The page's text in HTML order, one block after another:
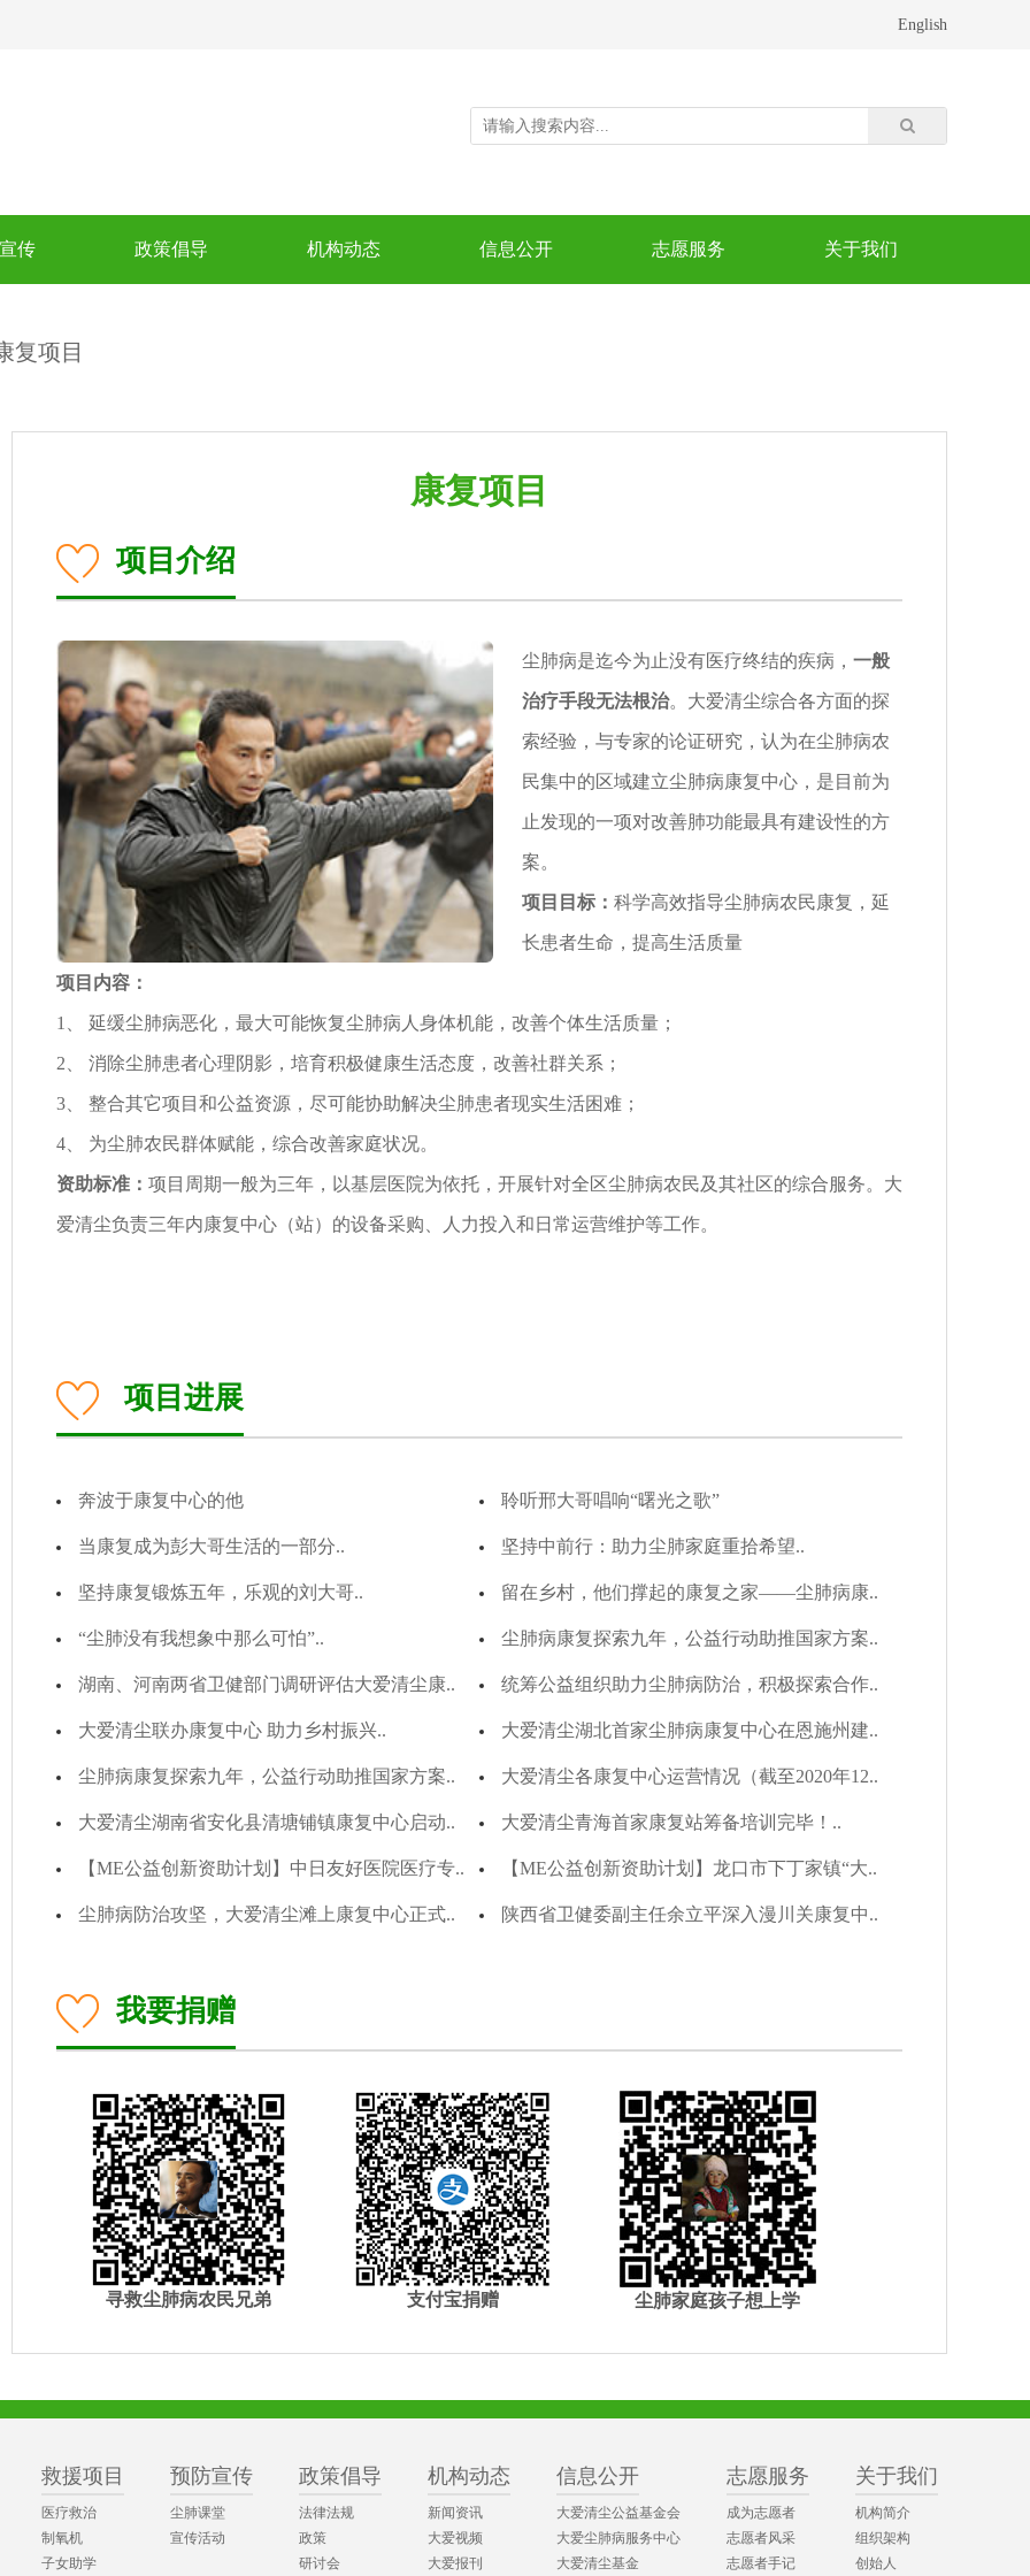
English
传 政策倡导 机构动态 信息公开 志愿服务 关于我们
复项目
康复项目
项目介绍
尘肺病是迄今为止没有医疗终结的疾病， 一般
治疗手段无法根治。大爱清尘综合各方面的探
索经验，与专家的论证研究，认为在尘肺病农
民集中的区域建立尘肺病康复中心，是目前为
止发现的一项对改善肺功能最具有建设性的方
案。
项目目标： 科学高效指导尘肺病农民康复，延
长患者生命，提高生活质量
项目内容：
1 延缓尘肺病恶化，最大可能恢复尘肺病人身体机能，改善个体生活质量；
2 消除尘肺患者心理阴影，培育积极健康生活态度，改善社群关系；
3 整合其它项目和公益资源，尽可能协助解决尘肺患者现实生活困难；
4 为尘肺农民群体赋能，综合改善家庭状况。
资助标准： 项目周期一般为三年，以基层医院为依托，开展针对全区尘肺病农民及其社区的综合服务。大
爱清尘负责三年内康复中心（站）的设备采购、人力投入和日常运营维护等工作。
项目进展
奔波于康复中心的他 聆听邢大哥唱响“曙光之歌”
当康复成为彭大哥生活的一部分.. 坚持中前行：助力尘肺家庭重拾希望..
坚持康复锻炼五年，乐观的刘大哥.. 留在乡村，他们撑起的康复之家——尘肺病康..
“尘肺没有我想象中那么可怕”.. 尘肺病康复探索九年，公益行动助推国家方案..
湖南、河南两省卫健部门调研评估大爱清尘康.. 统筹公益组织助力尘肺病防治，积极探索合作..
大爱清尘联办康复中心 助力乡村振兴.. 大爱清尘湖北首家尘肺病康复中心在恩施州建..
尘肺病康复探索九年，公益行动助推国家方案.. 大爱清尘各康复中心运营情况（截至2020年12..
大爱清尘湖南省安化县清塘铺镇康复中心启动.. 大爱清尘青海首家康复站筹备培训完毕！..
【ME公益创新资助计划】中日友好医院医疗专.. 【ME公益创新资助计划】龙口市下丁家镇“大..
尘肺病防治攻坚，大爱清尘滩上康复中心正式.. 陕西省卫健委副主任余立平深入漫川关康复中..
我要捐赠
寻救尘肺病农民兄弟 支付宝捐赠 尘肺家庭孩子想上学
救援项目
医疗救治
制氧机
子女助学
预防宣传
尘肺课堂
宣传活动
政策倡导
法律法规
政策
研讨会
机构动态
新闻资讯
大爱视频
大爱报刊
信息公开
大爱清尘公益基金会
大爱尘肺病服务中心
大爱清尘基金
志愿服务
成为志愿者
志愿者风采
志愿者手记
关于我们
机构简介
组织架构
创始人